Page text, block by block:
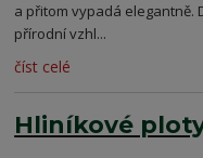
a přitom vypadá elegantně.
přírodní vzhl...
číst celé
Hliníkové